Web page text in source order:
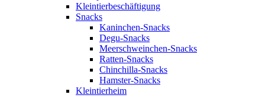
Kleintierbeschäftigung
Snacks
Kaninchen-Snacks
Degu-Snacks
Meerschweinchen-Snacks
Ratten-Snacks
Chinchilla-Snacks
Hamster-Snacks
Kleintierheim